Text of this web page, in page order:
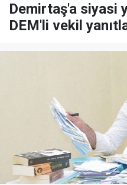
Demirtaş'a siyasi
DEM'li vekil